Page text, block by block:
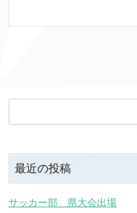
最近の投稿
サッカー部 県大会出場